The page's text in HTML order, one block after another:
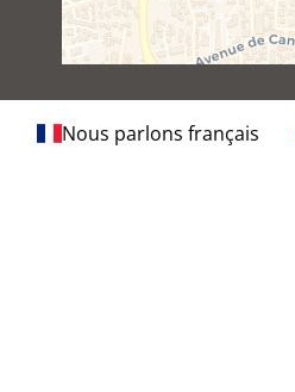
Nous parlons français